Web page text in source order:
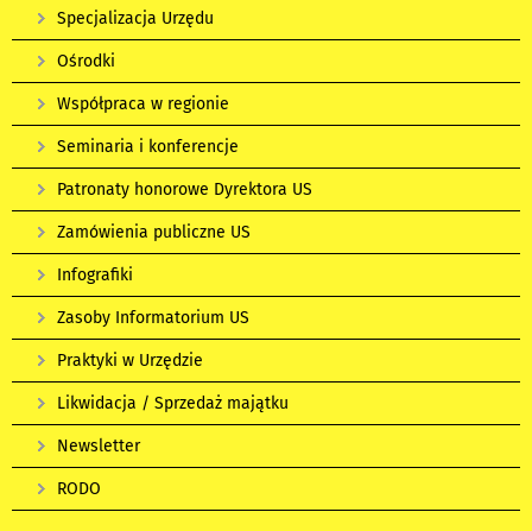
Specjalizacja Urzędu
Ośrodki
Współpraca w regionie
Seminaria i konferencje
Patronaty honorowe Dyrektora US
Zamówienia publiczne US
Infografiki
Zasoby Informatorium US
Praktyki w Urzędzie
Likwidacja / Sprzedaż majątku
Newsletter
RODO